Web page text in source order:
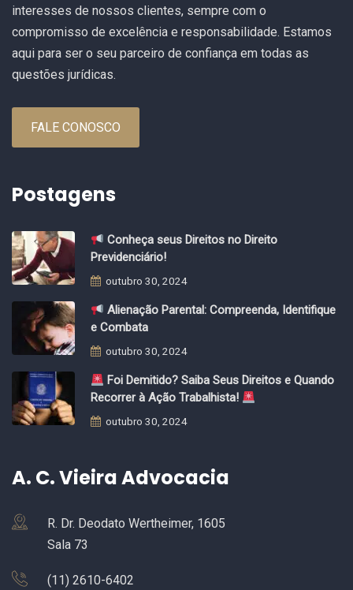
interesses de nossos clientes, sempre com o
compromisso de excelência e responsabilidade. Estamos
aqui para ser o seu parceiro de confiança em todas as
questões jurídicas.
FALE CONOSCO
Postagens
Conheça seus Direitos no Direito
Previdenciário!
outubro 30, 2024
Alienação Parental: Compreenda, Identifique
e Combata
outubro 30, 2024
Foi Demitido? Saiba Seus Direitos e Quando
Recorrer à Ação Trabalhista!
outubro 30, 2024
A. C. Vieira Advocacia
R. Dr. Deodato Wertheimer, 1605
Sala 73
(11) 2610-6402